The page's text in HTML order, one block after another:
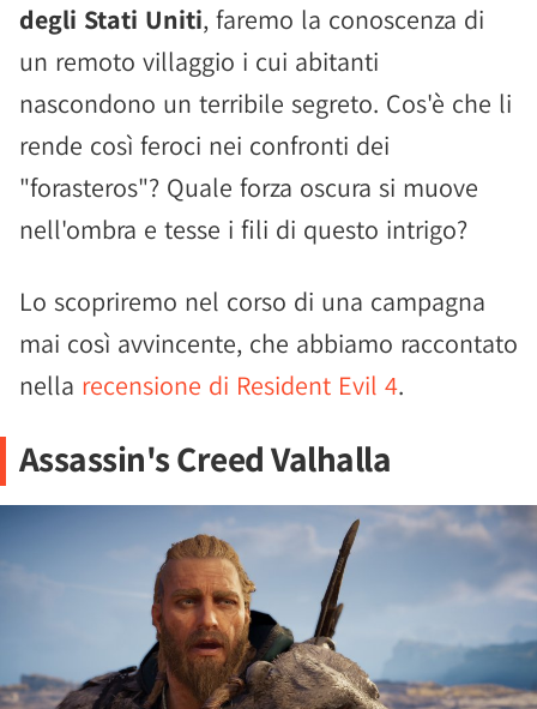
degli Stati Uniti, faremo la conoscenza di
un remoto villaggio i cui abitanti
nascondono un terribile segreto. Cos'è che li
rende così feroci nei confronti dei
"forasteros"? Quale forza oscura si muove
nell'ombra e tesse i fili di questo intrigo?
Lo scopriremo nel corso di una campagna
mai così avvincente, che abbiamo raccontato
nella recensione di Resident Evil 4.
Assassin's Creed Valhalla